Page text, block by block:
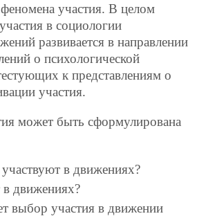
участия. В целом
в социологии
развивается в направлении
о психологической
к представлениям о
участия.
может быть сформулирована
в движениях?
в движениях?
выбор участия в движении